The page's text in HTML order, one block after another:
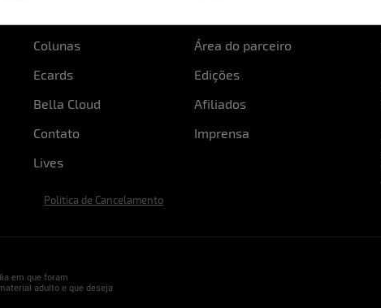
Colunas
Área do parceiro
Ecards
Edições
Bella Cloud
Afiliados
Contato
Imprensa
Lives
Politica de Cancelamento
em que foram
adulto e que deseja